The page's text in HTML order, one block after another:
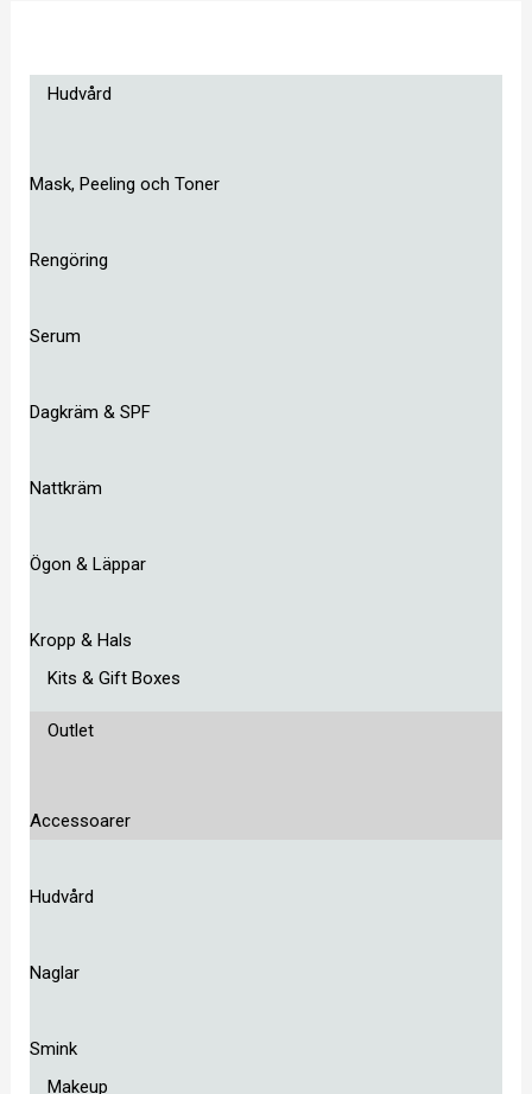
Hudvård
Mask, Peeling och Toner
Rengöring
Serum
Dagkräm & SPF
Nattkräm
Ögon & Läppar
Kropp & Hals
Kits & Gift Boxes
Outlet
Accessoarer
Hudvård
Naglar
Smink
Makeup